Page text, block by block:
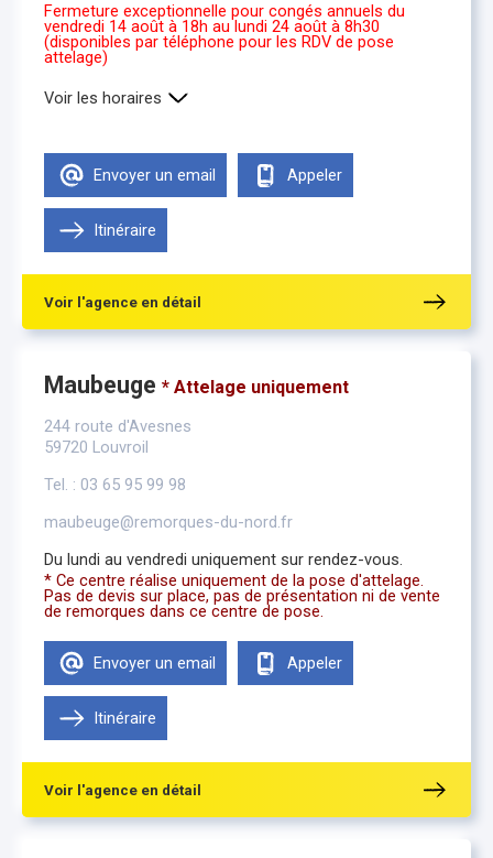
Fermeture exceptionnelle pour congés annuels du
vendredi 14 août à 18h au lundi 24 août à 8h30
(disponibles par téléphone pour les RDV de pose
attelage)
Voir les horaires
Mardi
8h30-12h00 , 14h00-18h00
Mercredi 8h30-12h00 , 14h00-18h00
Jeudi 8h30-12h00 , 14h00-18h00
Vendredi
8h30-12h00 , 14h00-18h00
Samedi Fermé
Envoyer un email Appeler
Itinéraire
Voir l'agence en détail
Maubeuge * Attelage uniquement
244 route d'Avesnes
59720 Louvroil
Tel. : 03 65 95 99 98
maubeuge@remorques-du-nord.fr
Du lundi au vendredi uniquement sur rendez-vous.
* Ce centre réalise uniquement de la pose d'attelage.
Pas de devis sur place, pas de présentation ni de vente
de remorques dans ce centre de pose.
Envoyer un email Appeler
Itinéraire
Voir l'agence en détail